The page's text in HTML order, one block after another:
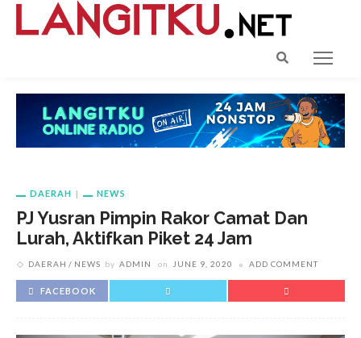
DAERAH NEWS
PJ Yusran Pimpin Rakor Camat Dan
Lurah, Aktifkan Piket 24 Jam
DAERAH NEWS by ADMIN on JUNE 9, 2020 ADD COMMENT
FACEBOOK